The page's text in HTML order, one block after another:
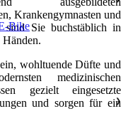
Krankengymnasten und
sind Sie buchstäblich in
Händen.
wohltuende Düfte und
medizinischen
gezielt eingesetzte
und sorgen für ein
Bike
❯